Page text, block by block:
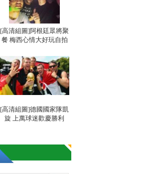
[高清組圖]阿根廷眾將聚
餐 梅西心情大好玩自拍
[高清組圖]德國國家隊凱
旋 上萬球迷歡慶勝利